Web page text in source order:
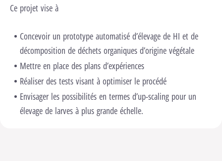
Ce projet vise à
Concevoir un prototype automatisé d’élevage de HI et de
décomposition de déchets organiques d’origine végétale
Mettre en place des plans d’expériences
Réaliser des tests visant à optimiser le procédé
Envisager les possibilités en termes d’up-scaling pour un
élevage de larves à plus grande échelle.